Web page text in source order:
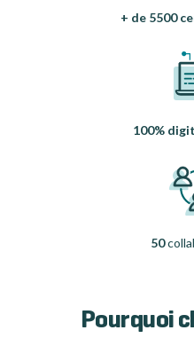
+ de 5500
100%
50
Pourquoi